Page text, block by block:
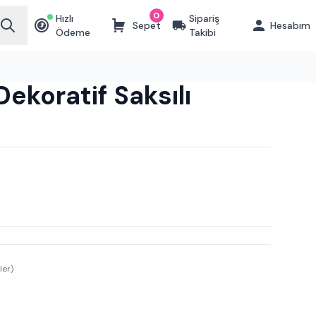
₺
Hızlı
Ödeme
Sepet
0
Sipariş
Takibi
Hesabım
Saksılı